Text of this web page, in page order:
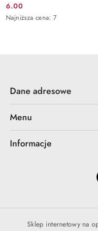
Cena
promocyjna:
6.00
Najniższa
Najniższa cena: 7
Dane adresowe
Menu
Informacje
Sklep internetowy na